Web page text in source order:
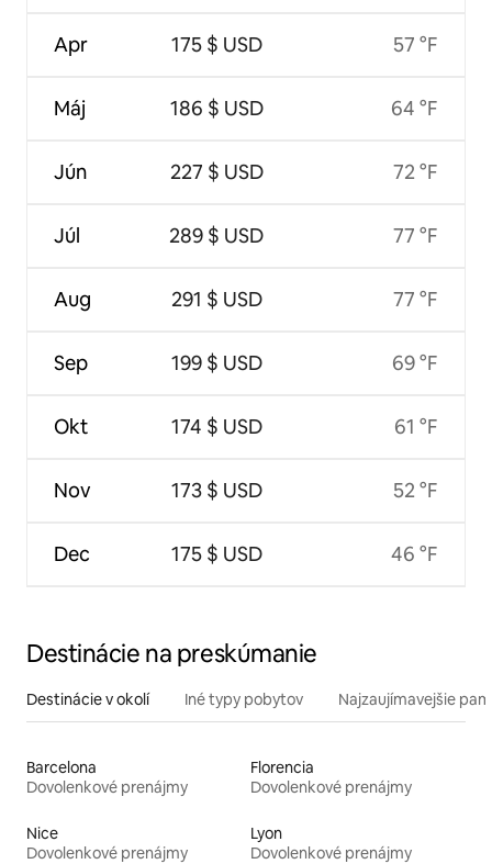
Apr
Máj
Jún
Júl
Aug
Sep
Okt
Nov
Dec
175 $ USD
186 $ USD
227 $ USD
289 $ USD
291 $ USD
199 $ USD
174 $ USD
173 $ USD
175 $ USD
57 °F
64 °F
72 °F
77 °F
77 °F
69 °F
61 °F
52 °F
46 °F
Destinácie na preskúmanie
Destinácie v okolí Iné typy pobytov Najzaujímavejšie
Barcelona
Dovolenkové prenájmy
Florencia
Dovolenkové prenájmy
Nice
Dovolenkové prenájmy
Lyon
Dovolenkové prenájmy